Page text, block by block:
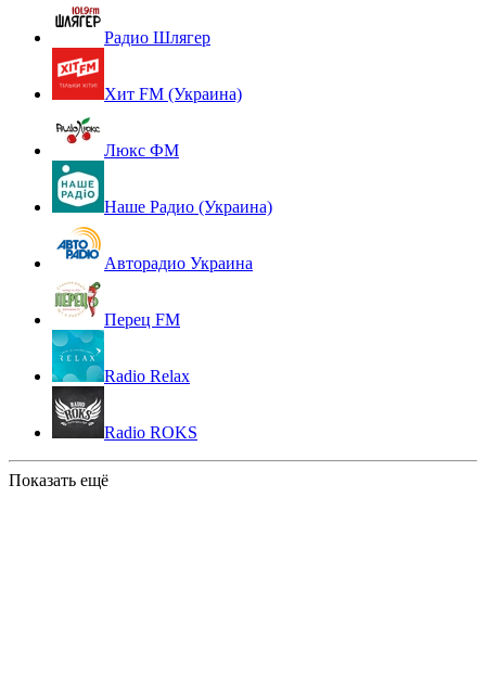
Радио Шлягер
Хит FM (Украина)
Люкс ФМ
Наше Радио (Украина)
Авторадио Украина
Перец FM
Radio Relax
Radio ROKS
Показать ещё